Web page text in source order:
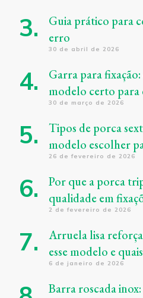
Guia prático para
erro
30 de abril de 2026
Garra para
modelo certo para
30 de março de 2026
Tipos de porca
modelo escolher
26 de fevereiro de 2026
Por que a porca
qualidade em
2 de fevereiro de 2026
Arruela lisa
esse modelo e
6 de janeiro de 2026
Barra roscada